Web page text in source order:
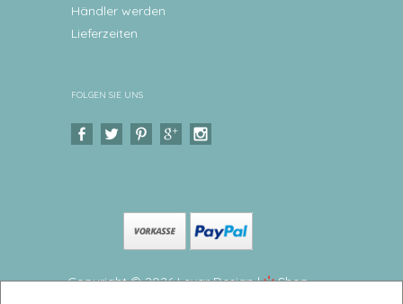
Händler werden
Lieferzeiten
FOLGEN SIE UNS
Copyright © 2026 Levar Design |
Shop